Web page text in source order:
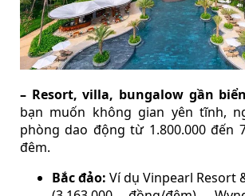
– Resort, villa, bungalow gần
bạn muốn không gian yên tĩnh,
phòng dao động từ 1.800.000 đến
đêm.
Bắc đảo: Ví dụ Vinpearl Resort